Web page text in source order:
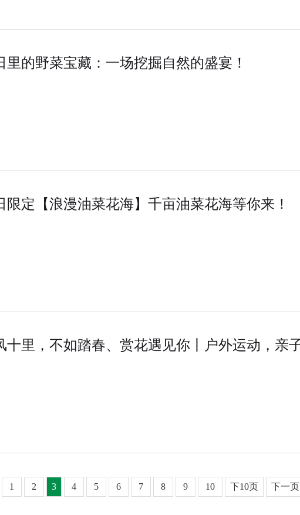
里的野菜宝藏：一场挖掘自然的盛宴！
限定【浪漫油菜花海】千亩油菜花海等你来！
1 2 3 4 5 6 7 8 9 10 下10页 下一页